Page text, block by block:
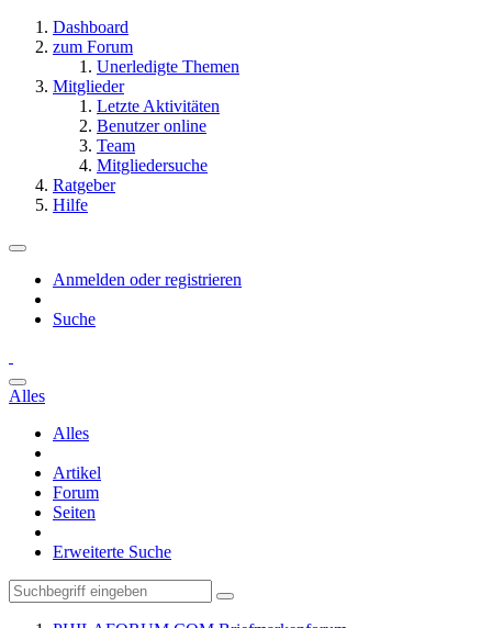
Dashboard
zum Forum
Unerledigte Themen
Mitglieder
Letzte Aktivitäten
Benutzer online
Team
Mitgliedersuche
Ratgeber
Hilfe
Anmelden oder registrieren
Suche
Alles
Alles
Artikel
Forum
Seiten
Erweiterte Suche